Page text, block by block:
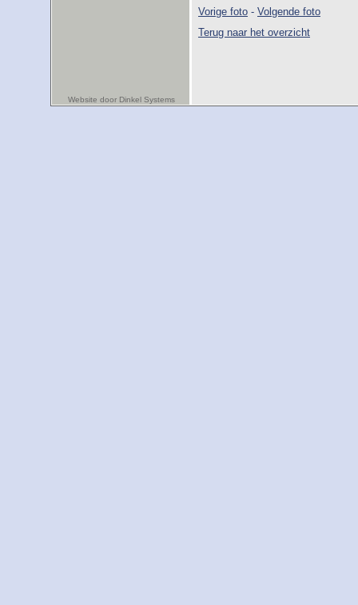
Vorige foto - Volgende foto
Terug naar het overzicht
Website door Dinkel Systems